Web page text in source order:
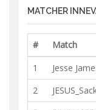
MATCHER
# Match
1
Jesse
2